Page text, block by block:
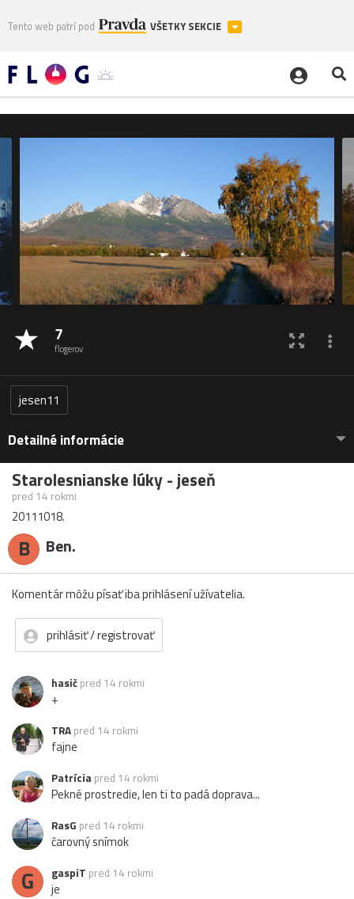
Tento web patrí pod VŠETKY SEKCIE
7
flogerov
jesen11
Detailné informácie
Starolesnianske lúky - jeseň
pred 14 rokmi
20111018.
B Ben.
Komentár môžu písať iba prihlásení užívatelia.
prihlásiť / registrovať
hasič pred 14 rokmi
+
TRA pred 14 rokmi
fajne
Patrícia pred 14 rokmi
Pekné prostredie, len ti to padá doprava...
RasG pred 14 rokmi
čarovný snímok
G gaspiT pred 14 rokmi
je